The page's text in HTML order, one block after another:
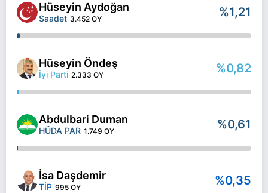
Hüseyin Aydoğan
Saadet 3.452 OY %1,21
Hüseyin Öndeş
İyi Parti 2.333 OY %0,82
Abdulbari Duman
HÜDA PAR 1.749 OY %0,61
İsa Daşdemir
TİP 995 OY %0,35